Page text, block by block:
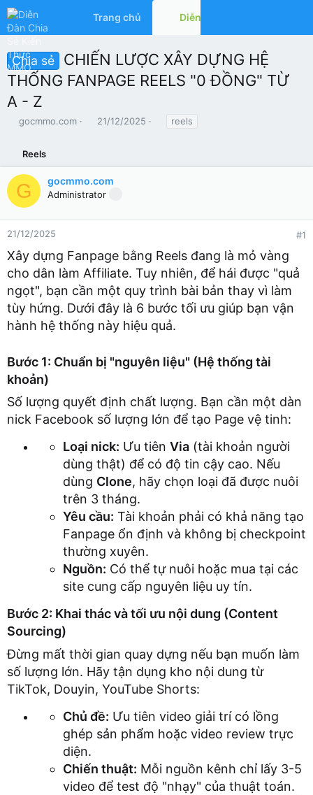
Trang chủ Diễn đàn
Chia sẻ
CHIẾN LƯỢC XÂY DỰNG HỆ
THỐNG FANPAGE REELS "0 ĐỒNG" TỪ
A - Z
T
e
a
d
s
t
a
r
e
r
gocmmo.com
N
g
ử
i
21/12/2025
ó
reels
Reels
G gocmmo.com
Administrator
21/12/2025 #1
Xây dựng Fanpage bằng Reels đang là mỏ vàng
cho dân làm Affiliate. Tuy nhiên, để hái được "quả
ngọt", bạn cần một quy trình bài bản thay vì làm
tùy hứng. Dưới đây là 6 bước tối ưu giúp bạn vận
hành hệ thống này hiệu quả.
Bước 1: Chuẩn bị "nguyên liệu" (Hệ thống tài
khoản)
Số lượng quyết định chất lượng. Bạn cần một dàn
nick Facebook số lượng lớn để tạo Page vệ tinh:
Loại nick: Ưu tiên Via (tài khoản người
dùng thật) để có độ tin cậy cao. Nếu
dùng Clone, hãy chọn loại đã được nuôi
trên 3 tháng.
Yêu cầu: Tài khoản phải có khả năng tạo
Fanpage ổn định và không bị checkpoint
thường xuyên.
Nguồn: Có thể tự nuôi hoặc mua tại các
site cung cấp nguyên liệu uy tín.
Bước 2: Khai thác và tối ưu nội dung (Content
Sourcing)
Đừng mất thời gian quay dựng nếu bạn muốn làm
số lượng lớn. Hãy tận dụng kho nội dung từ
TikTok, Douyin, YouTube Shorts:
Chủ đề: Ưu tiên video giải trí có lồng
ghép sản phẩm hoặc video review trực
diện.
Chiến thuật: Mỗi nguồn kênh chỉ lấy 3-5
video để test độ "nhạy" của thuật toán.